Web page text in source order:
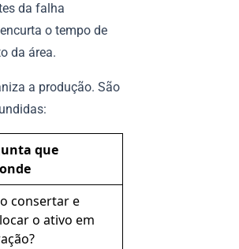
da falha
o tempo de
da área.
a produção. São
que
consertar e
o ativo em